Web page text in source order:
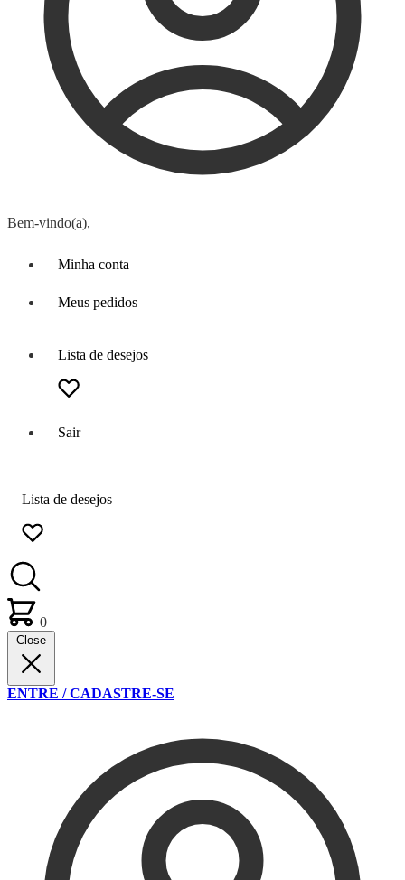
Bem-vindo(a),
Minha conta
Meus pedidos
Lista de desejos
Sair
Lista de desejos
0
Close
ENTRE / CADASTRE-SE